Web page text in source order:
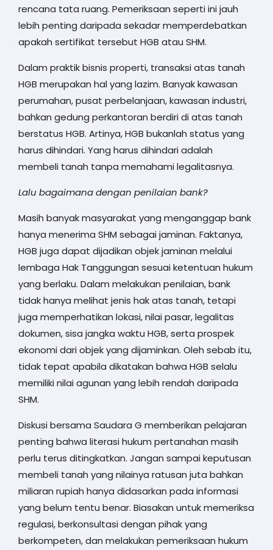
rencana tata ruang. Pemeriksaan seperti ini jauh
lebih penting daripada sekadar memperdebatkan
apakah sertifikat tersebut HGB atau SHM.
Dalam praktik bisnis properti, transaksi atas tanah
HGB merupakan hal yang lazim. Banyak kawasan
perumahan, pusat perbelanjaan, kawasan industri,
bahkan gedung perkantoran berdiri di atas tanah
berstatus HGB. Artinya, HGB bukanlah status yang
harus dihindari. Yang harus dihindari adalah
membeli tanah tanpa memahami legalitasnya.
Lalu bagaimana dengan penilaian bank?
Masih banyak masyarakat yang menganggap bank
hanya menerima SHM sebagai jaminan. Faktanya,
HGB juga dapat dijadikan objek jaminan melalui
lembaga Hak Tanggungan sesuai ketentuan hukum
yang berlaku. Dalam melakukan penilaian, bank
tidak hanya melihat jenis hak atas tanah, tetapi
juga memperhatikan lokasi, nilai pasar, legalitas
dokumen, sisa jangka waktu HGB, serta prospek
ekonomi dari objek yang dijaminkan. Oleh sebab itu,
tidak tepat apabila dikatakan bahwa HGB selalu
memiliki nilai agunan yang lebih rendah daripada
SHM.
Diskusi bersama Saudara G memberikan pelajaran
penting bahwa literasi hukum pertanahan masih
perlu terus ditingkatkan. Jangan sampai keputusan
membeli tanah yang nilainya ratusan juta bahkan
miliaran rupiah hanya didasarkan pada informasi
yang belum tentu benar. Biasakan untuk memeriksa
regulasi, berkonsultasi dengan pihak yang
berkompeten, dan melakukan pemeriksaan hukum